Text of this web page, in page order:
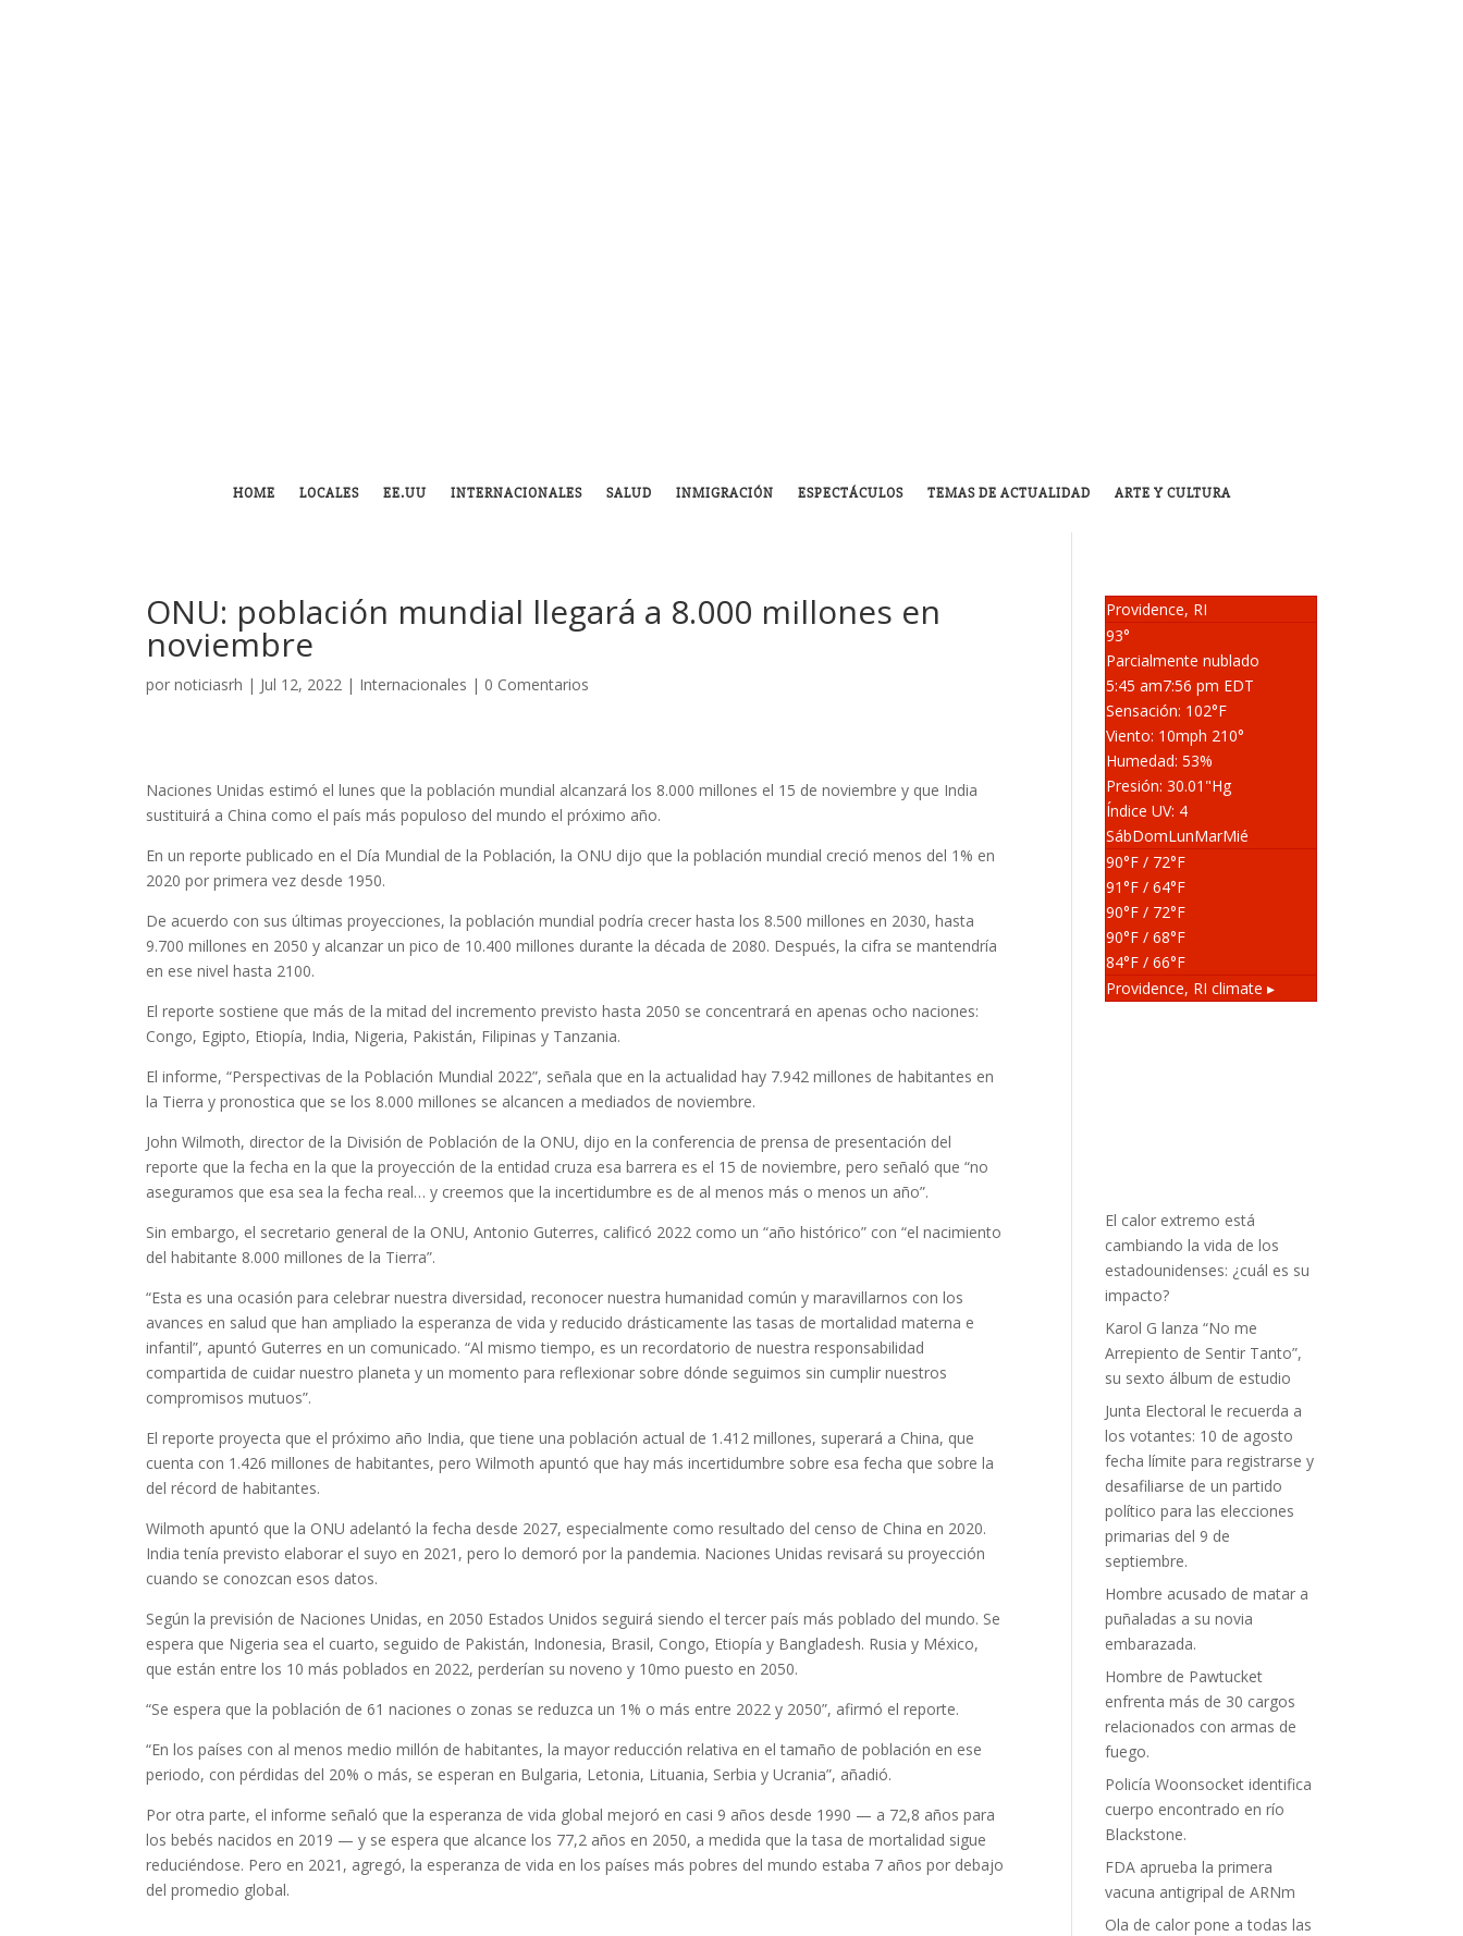
HOME LOCALES EE.UU INTERNACIONALES SALUD INMIGRACIÓN ESPECTÁCULOS TEMAS DE ACTUALIDAD ARTE Y CULTURA
ONU: población mundial llegará a 8.000 millones en
noviembre
pornoticiasrh | Jul 12, 2022 | Internacionales | 0 Comentarios
Naciones Unidas estimó el lunes que la población mundial alcanzará los 8.000 millones el 15 de noviembre y que India
sustituirá a China como el país más populoso del mundo el próximo año.
En un reporte publicado en el Día Mundial de la Población, la ONU dijo que la población mundial creció menos del 1% en
2020 por primera vez desde 1950.
De acuerdo con sus últimas proyecciones, la población mundial podría crecer hasta los 8.500 millones en 2030, hasta
9.700 millones en 2050 y alcanzar un pico de 10.400 millones durante la década de 2080. Después, la cifra se mantendría
en ese nivel hasta 2100.
El reporte sostiene que más de la mitad del incremento previsto hasta 2050 se concentrará en apenas ocho naciones:
Congo, Egipto, Etiopía, India, Nigeria, Pakistán, Filipinas y Tanzania.
El informe, “Perspectivas de la Población Mundial 2022”, señala que en la actualidad hay 7.942 millones de habitantes en
la Tierra y pronostica que se los 8.000 millones se alcancen a mediados de noviembre.
John Wilmoth, director de la División de Población de la ONU, dijo en la conferencia de prensa de presentación del
reporte que la fecha en la que la proyección de la entidad cruza esa barrera es el 15 de noviembre, pero señaló que “no
aseguramos que esa sea la fecha real… y creemos que la incertidumbre es de al menos más o menos un año”.
Sin embargo, el secretario general de la ONU, Antonio Guterres, calificó 2022 como un “año histórico” con “el nacimiento
del habitante 8.000 millones de la Tierra”.
“Esta es una ocasión para celebrar nuestra diversidad, reconocer nuestra humanidad común y maravillarnos con los
avances en salud que han ampliado la esperanza de vida y reducido drásticamente las tasas de mortalidad materna e
infantil”, apuntó Guterres en un comunicado. “Al mismo tiempo, es un recordatorio de nuestra responsabilidad
compartida de cuidar nuestro planeta y un momento para reflexionar sobre dónde seguimos sin cumplir nuestros
compromisos mutuos”.
El reporte proyecta que el próximo año India, que tiene una población actual de 1.412 millones, superará a China, que
cuenta con 1.426 millones de habitantes, pero Wilmoth apuntó que hay más incertidumbre sobre esa fecha que sobre la
del récord de habitantes.
Wilmoth apuntó que la ONU adelantó la fecha desde 2027, especialmente como resultado del censo de China en 2020.
India tenía previsto elaborar el suyo en 2021, pero lo demoró por la pandemia. Naciones Unidas revisará su proyección
cuando se conozcan esos datos.
Según la previsión de Naciones Unidas, en 2050 Estados Unidos seguirá siendo el tercer país más poblado del mundo. Se
espera que Nigeria sea el cuarto, seguido de Pakistán, Indonesia, Brasil, Congo, Etiopía y Bangladesh. Rusia y México,
que están entre los 10 más poblados en 2022, perderían su noveno y 10mo puesto en 2050.
“Se espera que la población de 61 naciones o zonas se reduzca un 1% o más entre 2022 y 2050”, afirmó el reporte.
“En los países con al menos medio millón de habitantes, la mayor reducción relativa en el tamaño de población en ese
periodo, con pérdidas del 20% o más, se esperan en Bulgaria, Letonia, Lituania, Serbia y Ucrania”, añadió.
Por otra parte, el informe señaló que la esperanza de vida global mejoró en casi 9 años desde 1990 — a 72,8 años para
los bebés nacidos en 2019 — y se espera que alcance los 77,2 años en 2050, a medida que la tasa de mortalidad sigue
reduciéndose. Pero en 2021, agregó, la esperanza de vida en los países más pobres del mundo estaba 7 años por debajo
del promedio global.
Providence, RI
93°
Parcialmente nublado
5:45 am7:56 pm EDT
Sensación: 102°F
Viento: 10mph 210°
Humedad: 53%
Presión: 30.01 "Hg
Índice UV: 4
SábDomLunMarMié
90°F / 72°F
91°F / 64°F
90°F / 72°F
90°F / 68°F
84°F / 66°F
Providence, RI climate ▸
El calor extremo está
cambiando la vida de los
estadounidenses: ¿cuál es su
impacto?
Karol G lanza “No me
Arrepiento de Sentir Tanto”,
su sexto álbum de estudio
Junta Electoral le recuerda a
los votantes: 10 de agosto
fecha límite para registrarse y
desafiliarse de un partido
político para las elecciones
primarias del 9 de
septiembre.
Hombre acusado de matar a
puñaladas a su novia
embarazada.
Hombre de Pawtucket
enfrenta más de 30 cargos
relacionados con armas de
fuego.
Policía Woonsocket identifica
cuerpo encontrado en río
Blackstone.
FDA aprueba la primera
vacuna antigripal de ARNm
Ola de calor pone a todas las